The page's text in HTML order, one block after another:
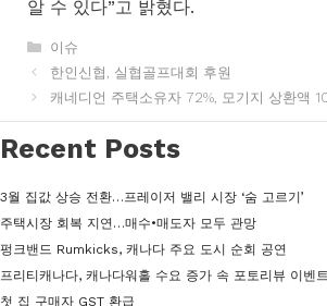
알 수 있다”고 밝혔다.
카
테
고
리
이슈
한인신협, 실협골프대회 후원
캐네디언 주택소유자 72%, 모기지 상환액
Recent Posts
3월 집값 상승 전환…프레이저 밸리 시장 ‘숨 고르기’
주택시장 회복 지연…매수•매도자 모두 관망
펑크밴드 Rumkicks, 캐나다 주요 도시 순회 공연
프리티캐나다, 캐나다워홀 수요 증가 속 포토리뷰 이벤
첫 집 구매자 GST 환급